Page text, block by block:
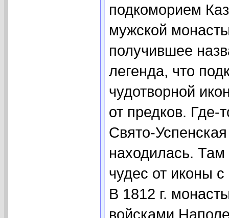
подкоморием
мужской
получившее
легенда, что
чудотворной
от предков. Где-
Свято-
находилась.
чудес от иконы
В 1812 г.
войсками